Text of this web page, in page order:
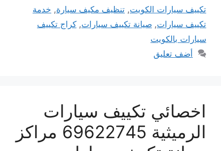
تكييف سيارات الكويت, تنظيف مكيف سيارة, خدمة
تكييف سيارات, صيانة تكييف سيارات, كراج تكييف
سيارات بالكويت
أضف تعليق
اخصائي تكييف سيارات
الرميثية 69622745 مراكز